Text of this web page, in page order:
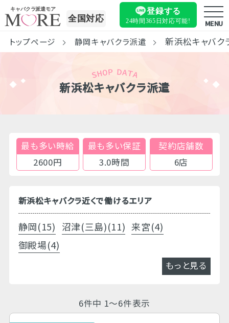
キャバクラ派遣モア
全国対応
登録する
24時間365日対応可能! MENU
トップページ 静岡キャバクラ派遣 新浜松キャバク
新浜松キャバクラ派遣
最も多い時給
2600円
最も多い保証
3.0時間
契約店舗数
6店
新浜松キャバクラ近くで働けるエリア
静岡(15) 沼津(三島)(11) 来宮(4)
御殿場(4)
もっと見る
6件中 1～6件表示